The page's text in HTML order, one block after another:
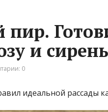
пир.
и сирень
0
идеальной рассады